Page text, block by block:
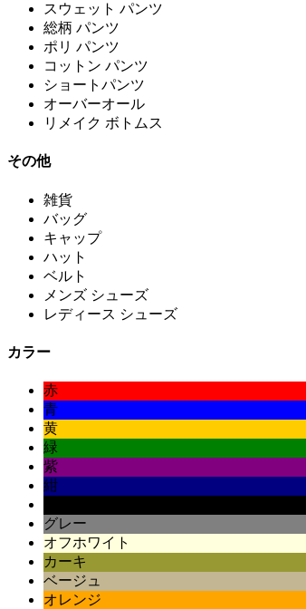
スウェット パンツ
総柄 パンツ
ポリ パンツ
コットン パンツ
ショートパンツ
オーバーオール
リメイク ボトムス
その他
雑貨
バッグ
キャップ
ハット
ベルト
メンズ シューズ
レディース シューズ
カラー
赤
青
黄
緑
紫
紺
グレー
オフホワイト
カーキ
ベージュ
オレンジ